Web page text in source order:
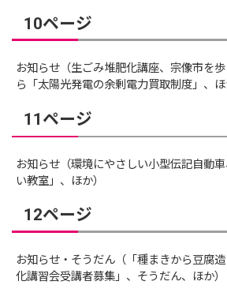
10ページ
お知らせ（生ごみ堆肥化講座、宗像市を
ら「太陽光発電の余剰電力買取制度」、ほ
11ページ
お知らせ（環境にやさしい小型伝記自動
い教室」、ほか）
12ページ
お知らせ・そうだん（「種まきから豆腐
化講習会受講者募集」、そうだん、ほか）